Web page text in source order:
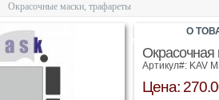
Окрасочные маски, трафареты
Окрасочная
Артикул#: KAV
Цена:
О